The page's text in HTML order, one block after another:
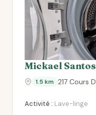
Mickael
1.5 km 217 Cours
Activité : Lave-linge